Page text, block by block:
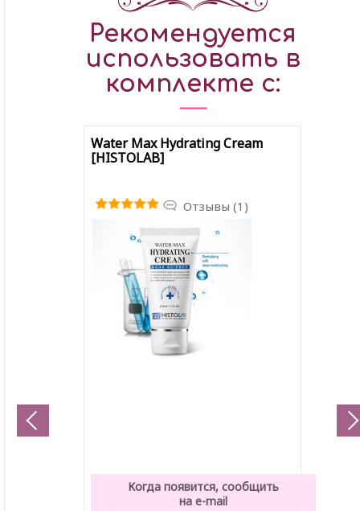
Рекомендуется
использовать в
комплекте с:
Water Max Hydrating Cream
[HISTOLAB]
Отзывы (1)
Когда появится, сообщить
на e-mail